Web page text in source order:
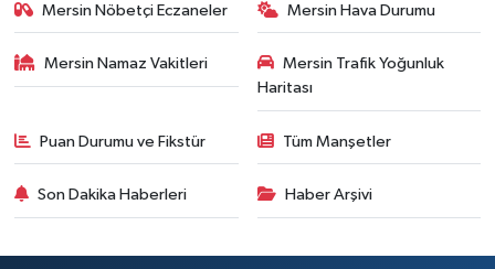
Mersin Nöbetçi Eczaneler Mersin Hava Durumu
Mersin Namaz Vakitleri
Mersin Trafik Yoğunluk
Haritası
Puan Durumu ve Fikstür Tüm Manşetler
Son Dakika Haberleri Haber Arşivi